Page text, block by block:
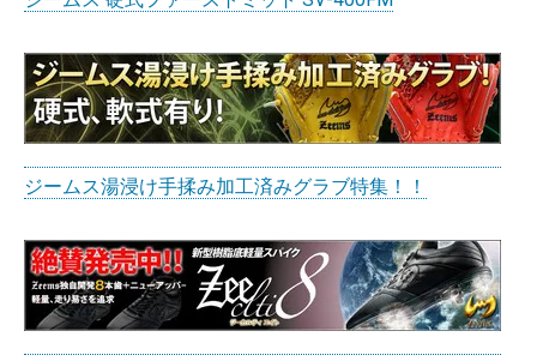
ジームス湯浸け手揉み加工済みグラブ特集！！